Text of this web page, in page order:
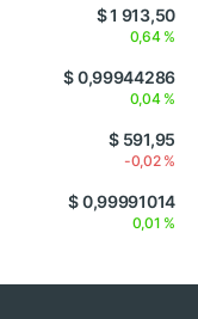
$ 1 913,50
0,64 %
$ 0,99944286
0,04 %
$ 591,95
-0,02 %
$ 0,99991014
0,01 %